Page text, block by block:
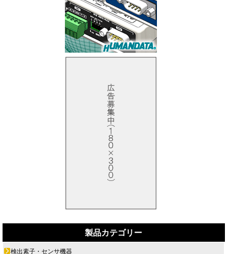
製品カテゴリー
検出素子・センサ機器